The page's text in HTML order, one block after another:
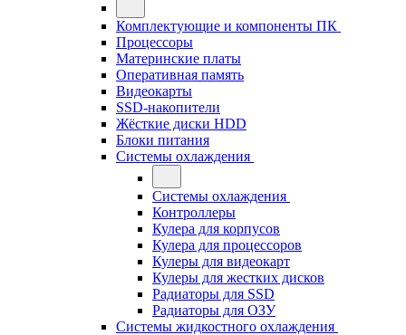
Комплектующие и компоненты ПК
Процессоры
Материнские платы
Оперативная память
Видеокарты
SSD-накопители
Жёсткие диски HDD
Блоки питания
Системы охлаждения
Системы охлаждения
Контроллеры
Кулера для корпусов
Кулера для процессоров
Кулеры для видеокарт
Кулеры для жестких дисков
Радиаторы для SSD
Радиаторы для ОЗУ
Системы жидкостного охлаждения